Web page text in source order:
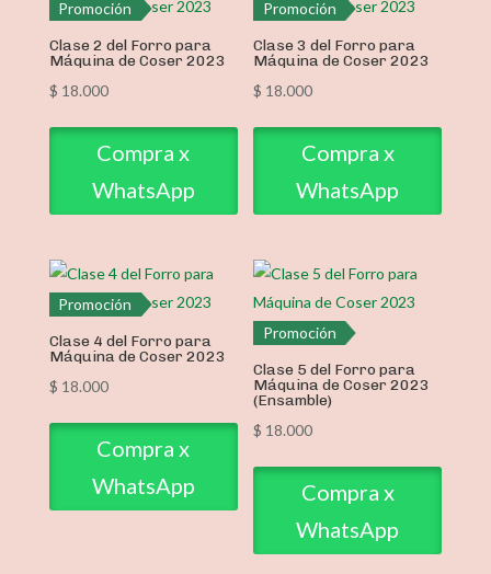
Promoción
Clase 2 del Forro para
Máquina de Coser 2023
$ 18.000
Compra x
WhatsApp
Promoción
Clase 3 del Forro para
Máquina de Coser 2023
$ 18.000
Compra x
WhatsApp
Promoción
Clase 4 del Forro para
Máquina de Coser 2023
$ 18.000
Compra x
WhatsApp
Promoción
Clase 5 del Forro para
Máquina de Coser 2023
(Ensamble)
$ 18.000
Compra x
WhatsApp